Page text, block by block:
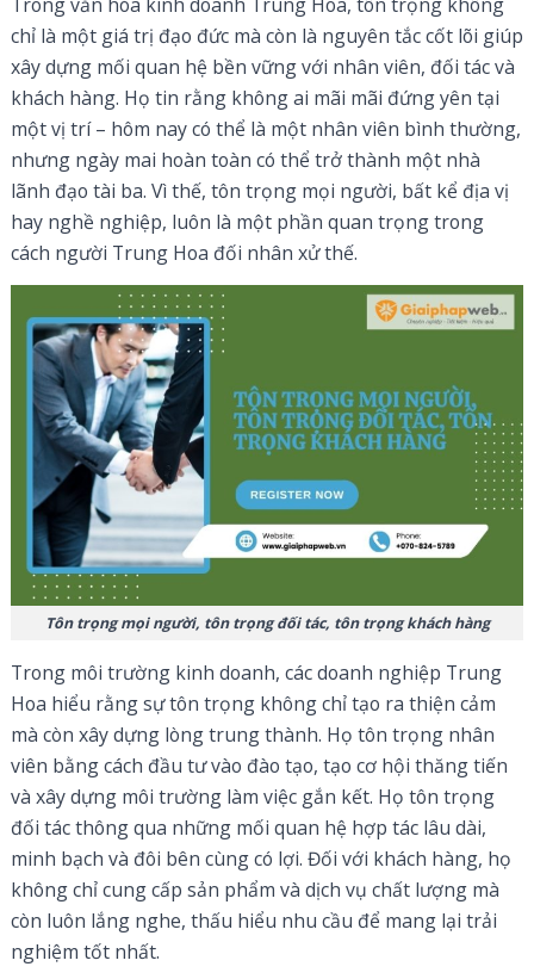
chỉ là một giá trị đạo đức mà còn là nguyên tắc cốt lõi giúp
xây dựng mối quan hệ bền vững với nhân viên, đối tác và
khách hàng. Họ tin rằng không ai mãi mãi đứng yên tại
một vị trí – hôm nay có thể là một nhân viên bình thường,
nhưng ngày mai hoàn toàn có thể trở thành một nhà
lãnh đạo tài ba. Vì thế, tôn trọng mọi người, bất kể địa vị
hay nghề nghiệp, luôn là một phần quan trọng trong
cách người Trung Hoa đối nhân xử thế.
Tôn trọng mọi người, tôn trọng đối tác, tôn trọng khách hàng
Trong môi trường kinh doanh, các doanh nghiệp Trung
Hoa hiểu rằng sự tôn trọng không chỉ tạo ra thiện cảm
mà còn xây dựng lòng trung thành. Họ tôn trọng nhân
viên bằng cách đầu tư vào đào tạo, tạo cơ hội thăng tiến
và xây dựng môi trường làm việc gắn kết. Họ tôn trọng
đối tác thông qua những mối quan hệ hợp tác lâu dài,
minh bạch và đôi bên cùng có lợi. Đối với khách hàng, họ
không chỉ cung cấp sản phẩm và dịch vụ chất lượng mà
còn luôn lắng nghe, thấu hiểu nhu cầu để mang lại trải
nghiệm tốt nhất.